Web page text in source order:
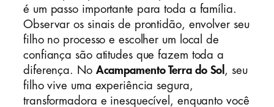
é um passo importante para toda a família.
Observar os sinais de prontidão, envolver seu
filho no processo e escolher um local de
confiança são atitudes que fazem toda a
diferença. No Acampamento Terra do Sol , seu
filho vive uma experiência segura,
transformadora e inesquecível, enquanto você